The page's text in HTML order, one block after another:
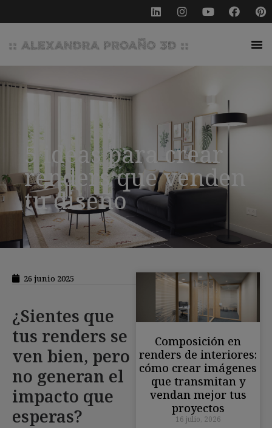
5 ideas para crear
renders que venden
tu diseño
26 junio 2025
¿Sientes que
tus renders se
ven bien, pero
no generan el
impacto que
esperas?
Composición en
renders de interiores:
cómo crear imágenes
que transmitan y
vendan mejor tus
proyectos
16 julio, 2026